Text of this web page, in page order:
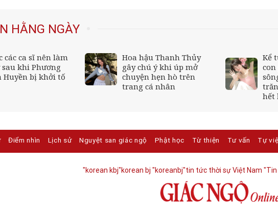
HẰNG NGÀY
các ca sĩ nên làm
sau khi Phương
Huyền bị khởi tố
Hoa hậu Thanh Thủy
gây chú ý khi úp mở
chuyện hẹn hò trên
trang cá nhân
Kể
hết
Điểm nhìn Lịch sử Nguyệt san giác ngộ Phật học Từ thiện Tư vấn Tự
"korean kbj​"korean bj "koreanbj​"tin tức thời sự Việt Nam